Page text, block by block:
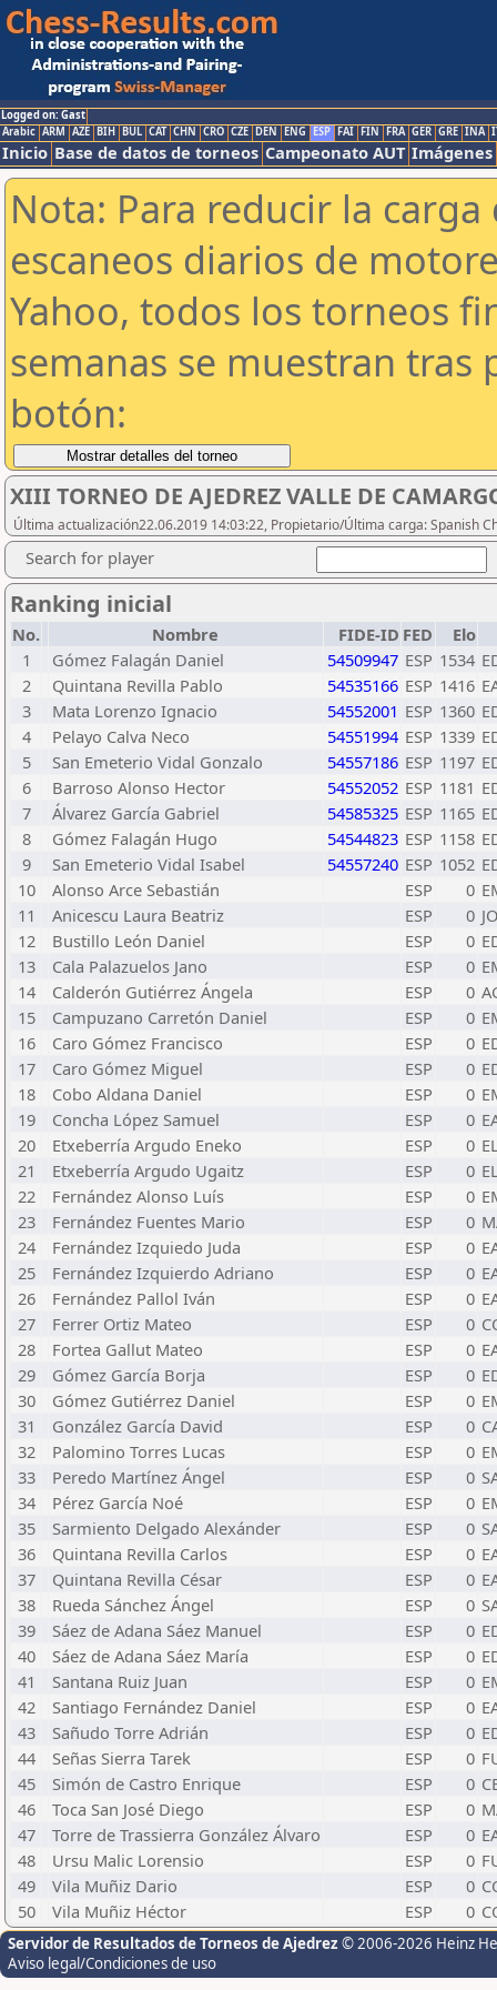
Logged on: Gast
Arabic ARM AZE BIH BUL CAT CHN CRO CZE DEN ENG ESP FAI FIN FRA GER GRE INA
Inicio Base de datos de torneos Campeonato AUT Imágenes
Nota: Para reducir la
escaneos diarios de
Yahoo, todos los torneos
semanas se muestran tras
botón:
XIII TORNEO DE AJEDREZ VALLE DE
Última actualización22.06.2019 14:03:22, Propietario/Última carga: Spanish
Search for player
Ranking inicial
No. Nombre FIDE-ID FED
Elo
1
Gómez Falagán Daniel 54509947 ESP 1534
2
Quintana Revilla Pablo 54535166 ESP 1416
3
Mata Lorenzo Ignacio 54552001 ESP 1360
4
Pelayo Calva Neco 54551994 ESP 1339
5
San Emeterio Vidal Gonzalo 54557186 ESP 1197
6
Barroso Alonso Hector 54552052 ESP 1181
7
Álvarez García Gabriel 54585325 ESP 1165
8
Gómez Falagán Hugo 54544823 ESP 1158
9
San Emeterio Vidal Isabel 54557240 ESP 1052
10
Alonso Arce Sebastián ESP 0
11
Anicescu Laura Beatriz ESP 0
12
Bustillo León Daniel ESP 0
13
Cala Palazuelos Jano ESP 0
14
Calderón Gutiérrez Ángela ESP 0
15
Campuzano Carretón Daniel ESP 0
16
Caro Gómez Francisco ESP 0
17
Caro Gómez Miguel ESP 0
18
Cobo Aldana Daniel ESP 0
19
Concha López Samuel ESP 0
20
Etxeberría Argudo Eneko ESP 0
21
Etxeberría Argudo Ugaitz ESP 0
22
Fernández Alonso Luís ESP 0
23
Fernández Fuentes Mario ESP 0
24
Fernández Izquiedo Juda ESP 0
25
Fernández Izquierdo Adriano ESP 0
26
Fernández Pallol Iván ESP 0
27
Ferrer Ortiz Mateo ESP 0
28
Fortea Gallut Mateo ESP 0
29
Gómez García Borja ESP 0
30
Gómez Gutiérrez Daniel ESP 0
31
González García David ESP 0
32
Palomino Torres Lucas ESP 0
33
Peredo Martínez Ángel ESP 0
34
Pérez García Noé ESP 0
35
Sarmiento Delgado Alexánder ESP 0
36
Quintana Revilla Carlos ESP 0
37
Quintana Revilla César ESP 0
38
Rueda Sánchez Ángel ESP 0
39
Sáez de Adana Sáez Manuel ESP 0
40
Sáez de Adana Sáez María ESP 0
41
Santana Ruiz Juan ESP 0
42
Santiago Fernández Daniel ESP 0
43
Sañudo Torre Adrián ESP 0
44
Señas Sierra Tarek ESP 0
45
Simón de Castro Enrique ESP 0
46
Toca San José Diego ESP 0
47
Torre de Trassierra González Álvaro ESP 0
48
Ursu Malic Lorensio ESP 0
49
Vila Muñiz Dario ESP 0
50
Vila Muñiz Héctor ESP 0
Servidor de Resultados de Torneos de Ajedrez © 2006-2026 Heinz
Aviso legal/Condiciones de uso